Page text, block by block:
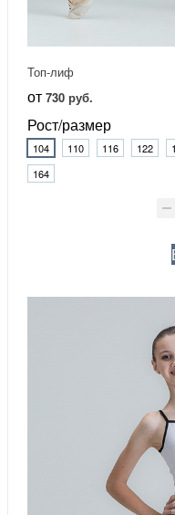
Топ-лиф
от 730 руб.
Рост/размер
104 110 116 122
164